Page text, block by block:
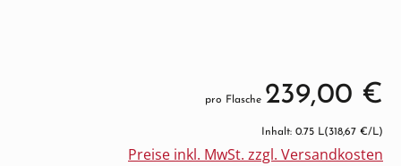
pro Flasche 239,00 €
Inhalt: 0.75 L(318,67 €/L)
Preise inkl. MwSt. zzgl. Versandkosten